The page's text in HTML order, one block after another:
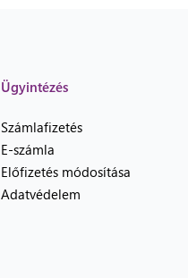
Ügyintézés
Számlafizetés
E-számla
Előfizetés módosítása
Adatvédelem